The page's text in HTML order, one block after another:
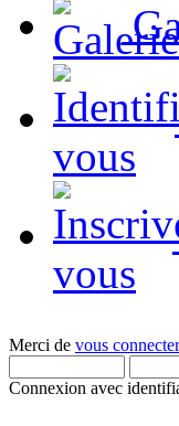
Merci de vous connecter
Connexion avec